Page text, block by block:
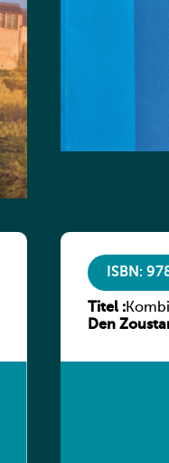
ISBN:
Titel :
Den